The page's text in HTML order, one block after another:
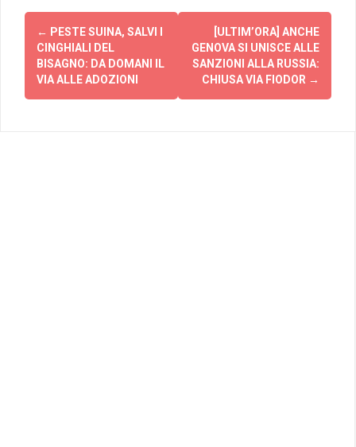
Navigazione
articolo
← PESTE SUINA, SALVI I
CINGHIALI DEL
BISAGNO: DA DOMANI IL
VIA ALLE ADOZIONI
[ULTIM’ORA] ANCHE
GENOVA SI UNISCE ALLE
SANZIONI ALLA RUSSIA:
CHIUSA VIA FIODOR →